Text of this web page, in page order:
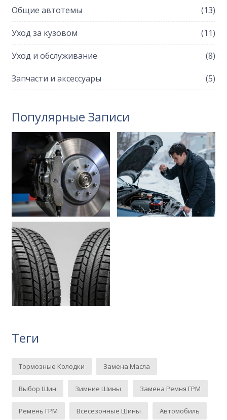
Общие автотемы (13)
Уход за кузовом (11)
Уход и обслуживание (8)
Запчасти и аксессуары (5)
Популярные Записи
Теги
Тормозные Колодки Замена Масла
Выбор Шин Зимние Шины Замена Ремня ГРМ
Ремень ГРМ Всесезонные Шины Автомобиль